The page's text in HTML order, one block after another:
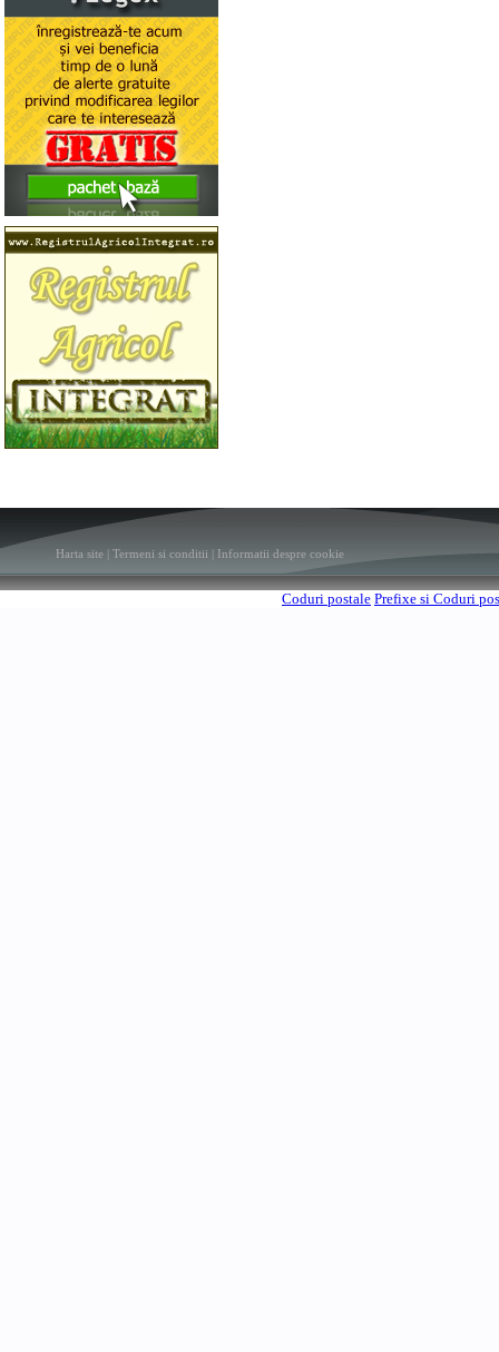
Harta site | Termeni si conditii | Informatii despre cookie
Coduri postale Prefixe si Coduri